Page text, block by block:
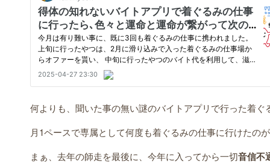
何よりも、聞いた事の無い謎のバイトアプリで行った着ぐ
月1ペースで専属として何度も着ぐるみの仕事に行けたの
まぁ、去年の師走を最後に、今年に入ってから一切音信不